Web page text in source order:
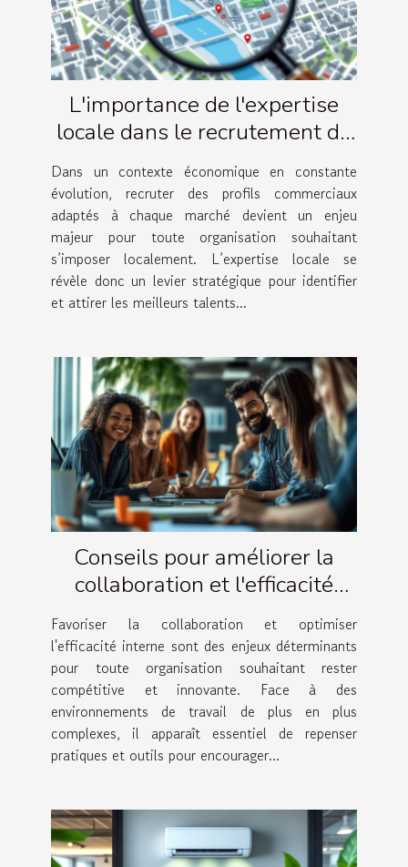
L'importance de l'expertise
locale dans le recrutement de
profils commerciaux
Dans un contexte économique en constante
évolution, recruter des profils commerciaux
adaptés à chaque marché devient un enjeu
majeur pour toute organisation souhaitant
s’imposer localement. L’expertise locale se
révèle donc un levier stratégique pour identifier
et attirer les meilleurs talents...
Conseils pour améliorer la
collaboration et l'efficacité
interne
Favoriser la collaboration et optimiser
l'efficacité interne sont des enjeux déterminants
pour toute organisation souhaitant rester
compétitive et innovante. Face à des
environnements de travail de plus en plus
complexes, il apparaît essentiel de repenser
pratiques et outils pour encourager...